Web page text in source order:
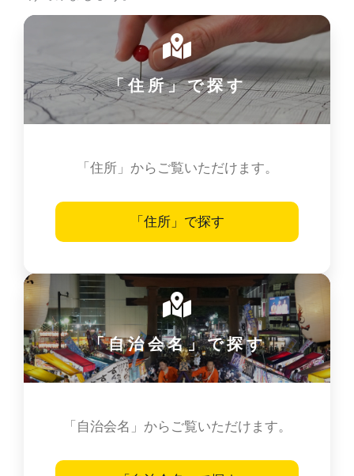
「住所」で探す
「住所」からご覧いただけます。
「住所」で探す
「自治会名」で探す
「自治会名」からご覧いただけます。